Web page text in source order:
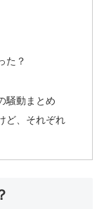
た？
騒動まとめ
ど、それぞれ